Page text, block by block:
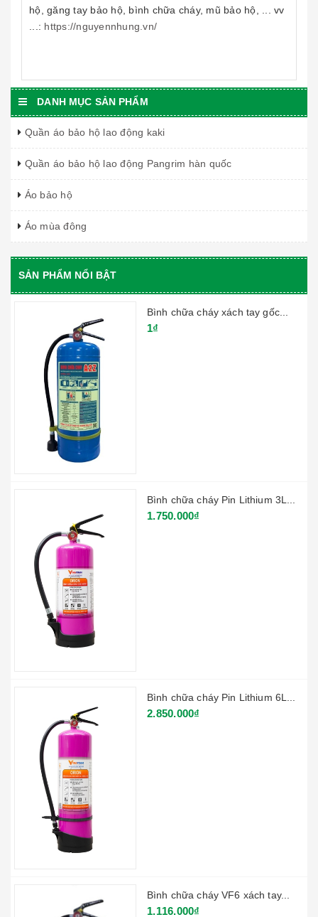
hộ, găng tay bảo hộ, bình chữa cháy, mũ bảo hộ, ... vv
...: https://nguyennhung.vn/
DANH MỤC SẢN PHẨM
Quần áo bảo hộ lao động kaki
Quần áo bảo hộ lao động Pangrim hàn quốc
Áo bảo hộ
Áo mùa đông
SẢN PHẨM NỔI BẬT
Bình chữa cháy xách tay gốc...
1₫
Bình chữa cháy Pin Lithium 3L...
1.750.000₫
Bình chữa cháy Pin Lithium 6L...
2.850.000₫
Bình chữa cháy VF6 xách tay...
1.116.000₫